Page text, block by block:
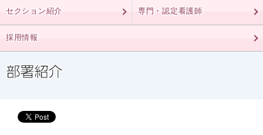
セクション紹介 専門・認定看護師
採用情報